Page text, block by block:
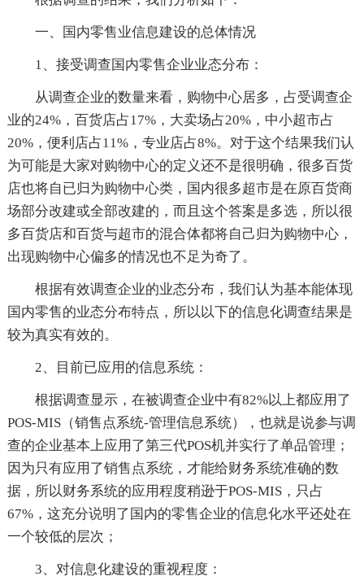
一、国内零售业信息建设的总体情况
1、接受调查国内零售企业业态分布：
从调查企业的数量来看，购物中心居多，占受调查企
业的24%，百货店占17%，大卖场占20%，中小超市占
20%，便利店占11%，专业店占8%。对于这个结果我们认
为可能是大家对购物中心的定义还不是很明确，很多百货
店也将自已归为购物中心类，国内很多超市是在原百货商
场部分改建或全部改建的，而且这个答案是多选，所以很
多百货店和百货与超市的混合体都将自己归为购物中心，
出现购物中心偏多的情况也不足为奇了。
根据有效调查企业的业态分布，我们认为基本能体现
国内零售的业态分布特点，所以以下的信息化调查结果是
较为真实有效的。
2、目前已应用的信息系统：
根据调查显示，在被调查企业中有82%以上都应用了
POS-MIS（销售点系统-管理信息系统），也就是说参与调
查的企业基本上应用了第三代POS机并实行了单品管理；
因为只有应用了销售点系统，才能给财务系统准确的数
据，所以财务系统的应用程度稍逊于POS-MIS，只占
67%，这充分说明了国内的零售企业的信息化水平还处在
一个较低的层次；
3、对信息化建设的重视程度：